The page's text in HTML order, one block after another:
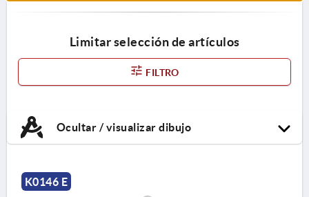
Limitar selección de artículos
FILTRO
Ocultar / visualizar dibujo
K0146 E